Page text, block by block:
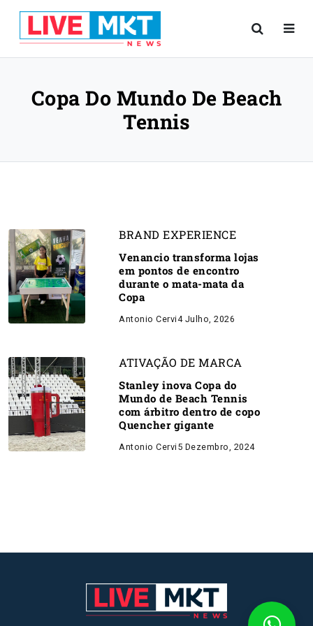
Copa Do Mundo De Beach
Tennis
BRAND EXPERIENCE
Venancio transforma lojas
em pontos de encontro
durante o mata-mata da
Copa
Antonio Cervi4 Julho, 2026
ATIVAÇÃO DE MARCA
Stanley inova Copa do
Mundo de Beach Tennis
com árbitro dentro de copo
Quencher gigante
Antonio Cervi 5 Dezembro, 2024